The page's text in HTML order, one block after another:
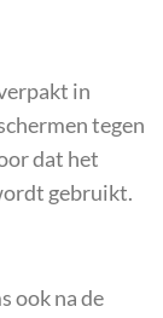
in
tegen
dat het
gebruikt.
ook na de